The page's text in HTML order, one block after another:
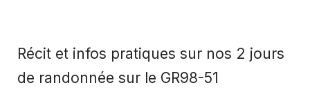
Récit et infos pratiques sur nos 2 jours
de randonnée sur le GR98-51